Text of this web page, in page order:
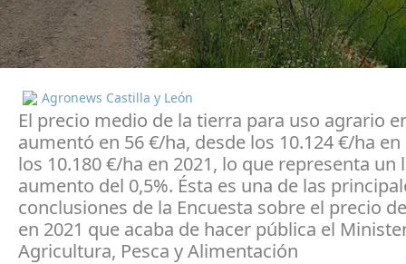
Agronews Castilla y León
El precio medio de la tierra para uso agrario
aumentó en 56 €/ha, desde los 10.124 €/ha en
los 10.180 €/ha en 2021, lo que representa un
aumento del 0,5%. Ésta es una de las
conclusiones de la Encuesta sobre el precio
en 2021 que acaba de hacer pública el
Agricultura, Pesca y Alimentación